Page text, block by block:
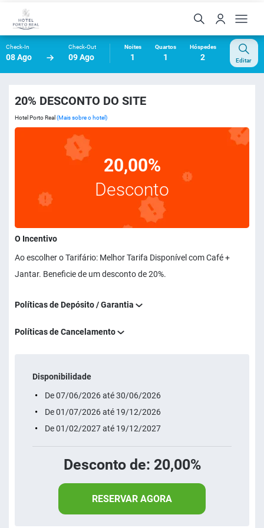
Check-In
08 Ago
Check-Out
09 Ago
Noites
1
Quartos
1
Hóspedes
2 Editar
20% DESCONTO DO SITE
Hotel Porto Real (Mais sobre o hotel)
20,00%
Desconto
O Incentivo
Ao escolher o Tarifário: Melhor Tarifa Disponível com Café +
Jantar. Beneficie de um desconto de 20%.
Políticas de Depósito / Garantia
Políticas de Cancelamento
Disponibilidade
De 07/06/2026 até 30/06/2026
De 01/07/2026 até 19/12/2026
De 01/02/2027 até 19/12/2027
Desconto de: 20,00%
RESERVAR AGORA